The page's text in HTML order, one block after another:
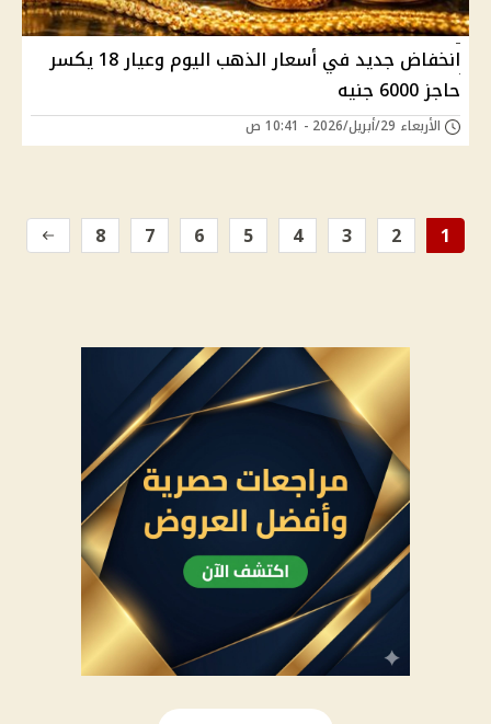
انخفاض جديد في أسعار الذهب اليوم وعيار 18 يكسر
حاجز 6000 جنيه
الأربعاء 29/أبريل/2026 - 10:41 ص
1
2
3
4
5
6
7
8